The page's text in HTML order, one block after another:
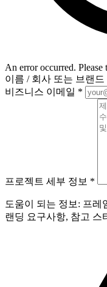
An error occurred. Please
이름 / 회사 또는 브랜드
비즈니스 이메일 *
프로젝트 세부 정보 *
도움이 되는 정보: 프레
랜딩 요구사항, 참고 스